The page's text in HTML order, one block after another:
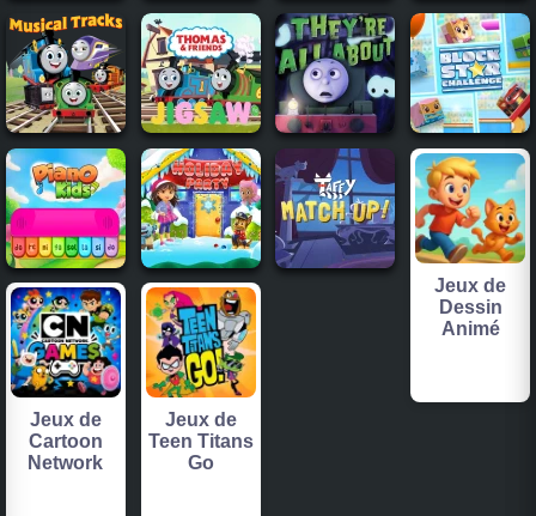
Jeux de
Dessin
Animé
Jeux de
Cartoon
Network
Jeux de
Teen Titans
Go